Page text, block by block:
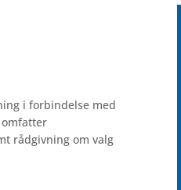
i forbindelse med
rådgivning om valg